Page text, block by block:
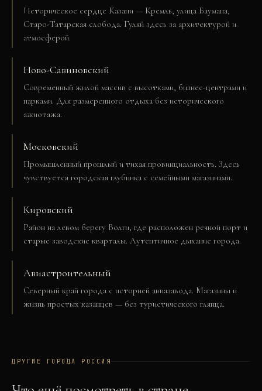
Историческое сердце Казани — Кремль, улица Баумана,
Старо-Татарская слобода. Гуляй здесь за архитектурой и
атмосферой.
Ново-Савиновский
Современный жилой массив с высотками, бизнес-центрами и
парками. Для размеренного отдыха без исторического
ажиотажа.
Московский
Промышленный прошлый и тихая провинциальность. Здесь
чувствуется городская глубинка с семейными магазинами.
Кировский
Район на левом берегу Волги, где расположен речной порт и
старые заводские кварталы. Аутентичное дыхание города.
Авиастроительный
Северный край города с историей авиазавода. Магазины и
жизнь простых казанцев — без туристического глянца.
ДРУГИЕ ГОРОДА РОССИЯ